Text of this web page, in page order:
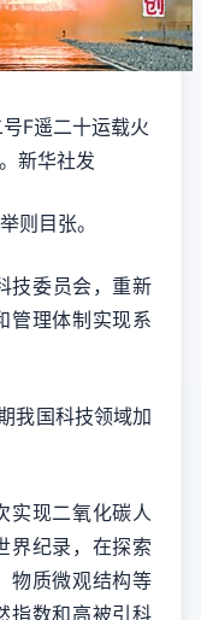
F遥二十运载火
新华社发
目张。
委员会，重新
管理体制实现系
我国科技领域加
现二氧化碳人
界纪录，在探索
物质微观结构等
指数和高被引科